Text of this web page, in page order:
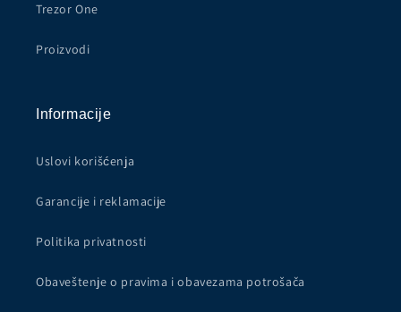
Trezor One
Proizvodi
Informacije
Uslovi korišćenja
Garancije i reklamacije
Politika privatnosti
Obaveštenje o pravima i obavezama potrošača